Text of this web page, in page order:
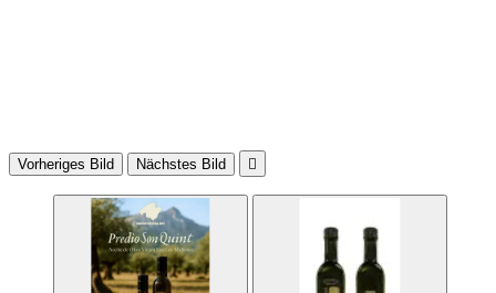
Vorheriges Bild Nächstes Bild 